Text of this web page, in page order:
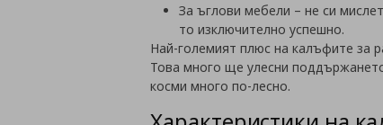
За ъглови мебели – не си
то изключително успешно.
Най-големият плюс на калъфите за
Това много ще улесни
косми много по-лесно.